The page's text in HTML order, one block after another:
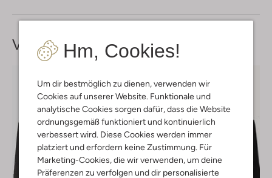
Hm, Cookies!
Um dir bestmöglich zu dienen, verwenden wir
Cookies auf unserer Website. Funktionale und
analytische Cookies sorgen dafür, dass die Website
ordnungsgemäß funktioniert und kontinuierlich
verbessert wird. Diese Cookies werden immer
platziert und erfordern keine Zustimmung. Für
Marketing-Cookies, die wir verwenden, um deine
Präferenzen zu verfolgen und dir personalisierte
Vervollständige deinenLook